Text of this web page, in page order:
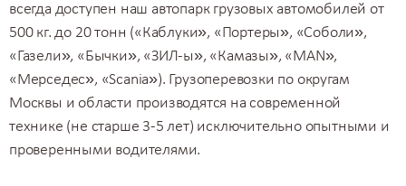
всегда доступен наш автопаркгрузовых автомобилей от
500 кг. до 20 тонн («Каблуки», «Портеры», «Соболи»,
«Газели», «Бычки», «ЗИЛ-ы», «Камазы», «MAN»,
«Мерседес», «Scania»). Грузоперевозки по округам
Москвы и области производятся на современной
технике (не старше 3-5 лет) исключительно опытными и
проверенными водителями.